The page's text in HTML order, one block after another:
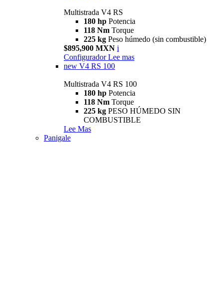
Multistrada V4 RS
180 hp Potencia
118 Nm Torque
225 kg Peso húmedo (sin combustible)
$895,900 MXN i
Configurador Lee mas
new V4 RS 100
Multistrada V4 RS 100
180 hp Potencia
118 Nm Torque
225 kg PESO HÚMEDO SIN
COMBUSTIBLE
Lee Mas
Panigale